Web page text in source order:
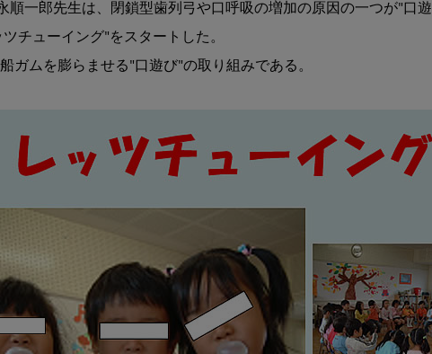
能
発
不
１
レ
ー
イ
ン
順一郎先生は、閉鎖型歯列弓や口呼吸の増加の原因の一つが"口
チューイング"をスタートした。
ガムを膨らませる"口遊び"の取り組みである。